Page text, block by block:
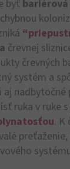
byť
črevnej
črevných
systém a
nadbytočné
ruka v ruke
. K